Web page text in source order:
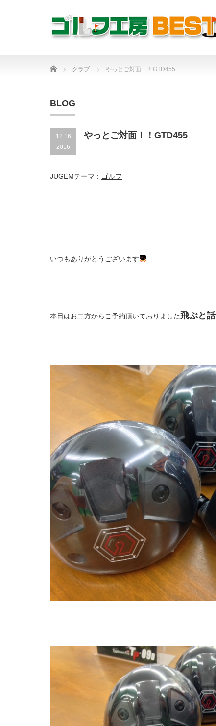
Home クラブ やっとご対面！！GTD455
BLOG
12.16
2016
やっとご対面！！GTD455
JUGEMテーマ： ゴルフ
いつもありがとうございます
本日はお二方からご予約頂いておりました飛ぶと